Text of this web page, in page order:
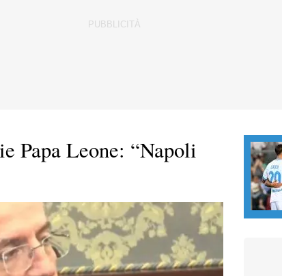
Papa Leone: “Napoli